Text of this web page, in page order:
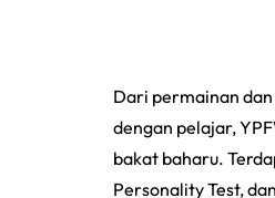
Dari permainan
dengan pelajar,
bakat baharu.
Personality Test,